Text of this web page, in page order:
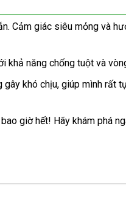
Cảm giác siêu mỏng và
khả năng chống tuột và
khó chịu, giúp mình rất
giờ hết! Hãy khám phá